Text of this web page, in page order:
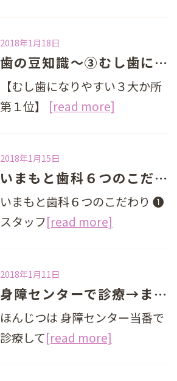
2018年1月18日
歯の豆知識～③むし歯になりやすい３大か所第１位
【むし歯になりやすい３大か所
第１位】 [read more]
2018年1月15日
いまもと歯科６つのこだわり
いまもと歯科６つのこだわり ❶
スタッフ[read more]
2018年1月11日
身障センターで診療→まきくさ歯科勉強会
ほんじつは 身障センター当番で
診療して[read more]